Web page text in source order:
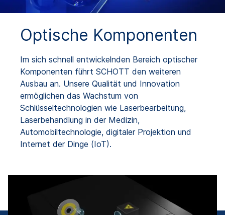
Optische Komponenten
Im sich schnell entwickelnden Bereich optischer
Komponenten führt SCHOTT den weiteren
Ausbau an. Unsere Qualität und Innovation
ermöglichen das Wachstum von
Schlüsseltechnologien wie Laserbearbeitung,
Laserbehandlung in der Medizin,
Automobiltechnologie, digitaler Projektion und
Internet der Dinge (IoT).